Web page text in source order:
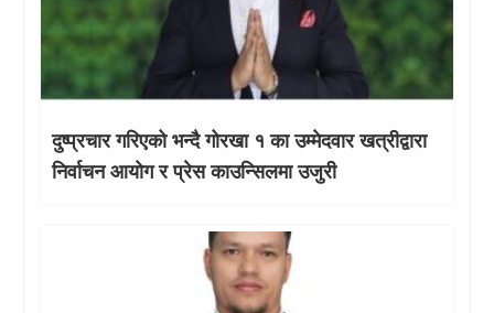
दुष्प्रचार गरिएको भन्दै गोरखा १ का उम्मेदवार खत्रीद्वारा
निर्वाचन आयोग र प्रेस काउन्सिलमा उजुरी